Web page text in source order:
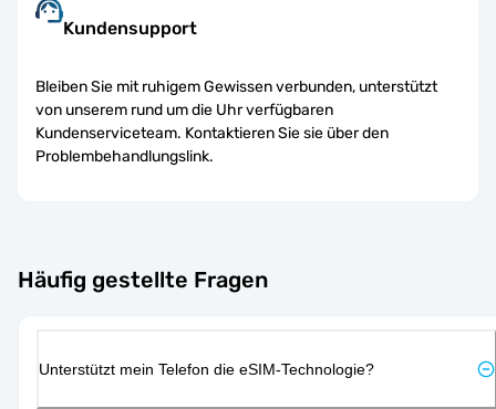
Kundensupport
Bleiben Sie mit ruhigem Gewissen verbunden, unterstützt
von unserem rund um die Uhr verfügbaren
Kundenserviceteam. Kontaktieren Sie sie über den
Problembehandlungslink.
Häufig gestellte Fragen
Unterstützt mein Telefon die eSIM-Technologie?